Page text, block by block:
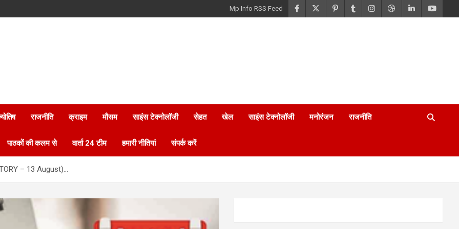
Mp Info RSS Feed
राजनीति क्राइम मौसम साइंस टेक्नोलॉजी सेहत खेल साइंस टेक्नोलॉजी मनोरंजन राजनीति
पाठकों की कलम से वार्ता 24 टीम हमारी नीतियां संपर्क करें
– 13 August)…